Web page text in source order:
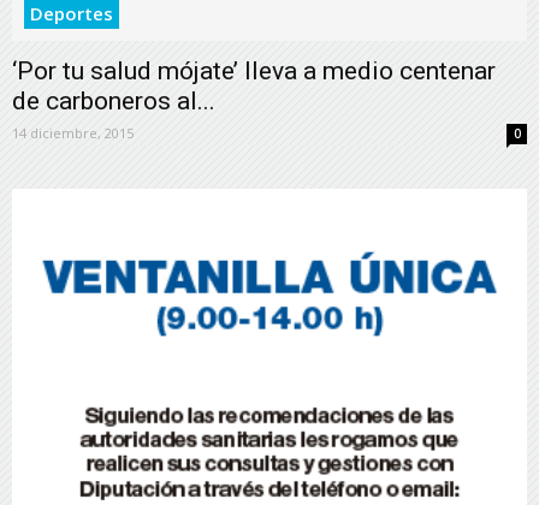
Deportes
‘Por tu salud mójate’ lleva a medio centenar
de carboneros al...
14 diciembre, 2015 0